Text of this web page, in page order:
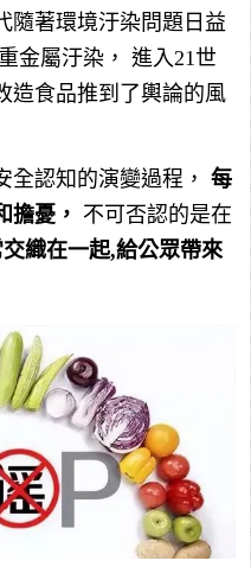
隨著環境汙染問題日益
金屬汙染， 進入21世
造食品推到了輿論的風
全認知的演變過程， 每
擔憂， 不可否認的是在
織在一起,給公眾帶來